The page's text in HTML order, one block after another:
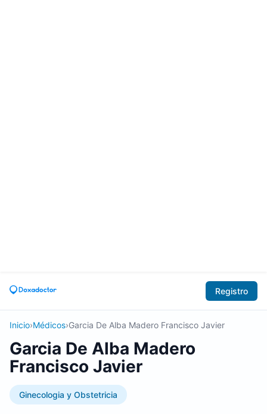
Registro
Inicio›Médicos›Garcia De Alba Madero Francisco Javier
Garcia De Alba Madero
Francisco Javier
Ginecologia y Obstetricia